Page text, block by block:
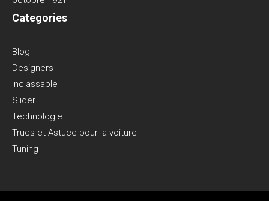
Categories
Blog
Designers
Inclassable
Slider
Technologie
Trucs et Astuce pour la voiture
Tuning